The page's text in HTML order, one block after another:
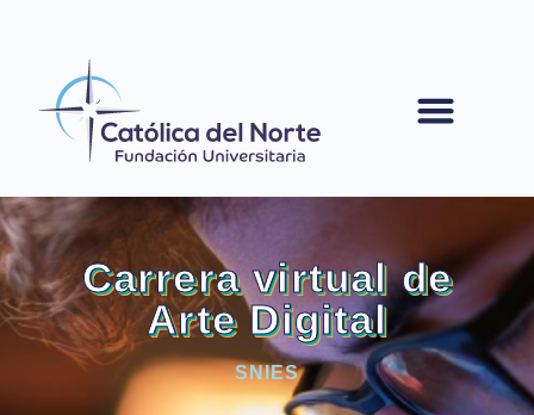
Carrera virtual de
Arte Digital
SNIES